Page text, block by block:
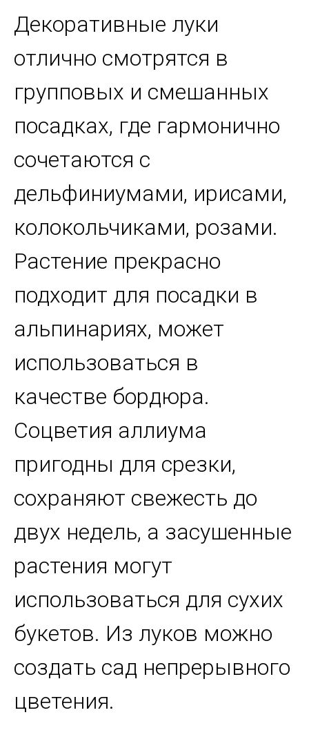
Декоративные луки
отлично смотрятся в
групповых и смешанных
посадках, где гармонично
сочетаются с
дельфиниумами, ирисами,
колокольчиками, розами.
Растение прекрасно
подходит для посадки в
альпинариях, может
использоваться в
качестве бордюра.
Соцветия аллиума
пригодны для срезки,
сохраняют свежесть до
двух недель, а засушенные
растения могут
использоваться для сухих
букетов. Из луков можно
создать сад непрерывного
цветения.